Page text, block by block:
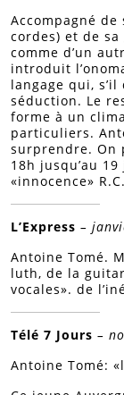
Accompagné
cordes) et de
comme d’un
introduit
langage qui,
séduction. Le
forme à un
particuliers.
surprendre. On
18h jusqu’au
«innocence»
L’Express –
Antoine Tomé.
luth, de la
vocales». de
Télé 7 Jours –
Antoine Tomé: